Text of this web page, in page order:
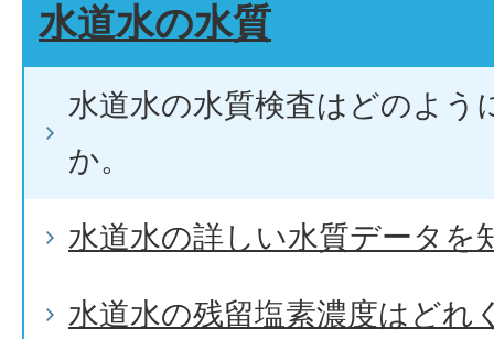
水道水の水質
水道水の水質検査はどのよう
か。
水道水の詳しい水質データを
水道水の残留塩素濃度はどれ